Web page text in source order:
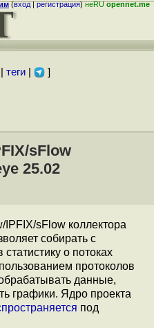
(вход|регистрация)неRUopennet.me
теги| ]
sFlow
25.02
IPFIX/sFlow коллектора
собирать с
о потоках
протоколов
данные,
графики. Ядро проекта
под